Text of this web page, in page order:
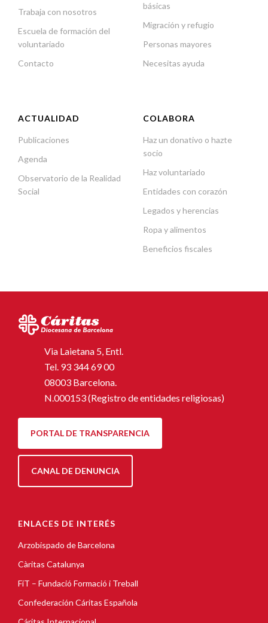
Trabaja con nosotros
Escuela de formación del
voluntariado
Contacto
básicas
Migración y refugio
Personas mayores
Necesitas ayuda
ACTUALIDAD
Publicaciones
Agenda
Observatorio de la Realidad
Social
COLABORA
Haz un donativo o hazte
socio
Haz voluntariado
Entidades con corazón
Legados y herencias
Ropa y alimentos
Beneficios fiscales
Via Laietana 5, Entl.
Tel. 93 344 69 00
08003 Barcelona.
N.000153 (Registro de entidades religiosas)
PORTAL DE TRANSPARENCIA
CANAL DE DENUNCIA
ENLACES DE INTERÉS
Arzobispado de Barcelona
Càritas Catalunya
FiT – Fundació Formació i Treball
Confederación Cáritas Española